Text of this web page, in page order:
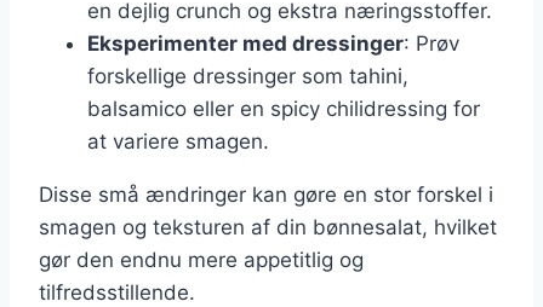
en dejlig crunch og ekstra næringsstoffer.
Eksperimenter med dressinger: Prøv
forskellige dressinger som tahini,
balsamico eller en spicy chilidressing for
at variere smagen.
Disse små ændringer kan gøre en stor forskel i
smagen og teksturen af din bønnesalat, hvilket
gør den endnu mere appetitlig og
tilfredsstillende.